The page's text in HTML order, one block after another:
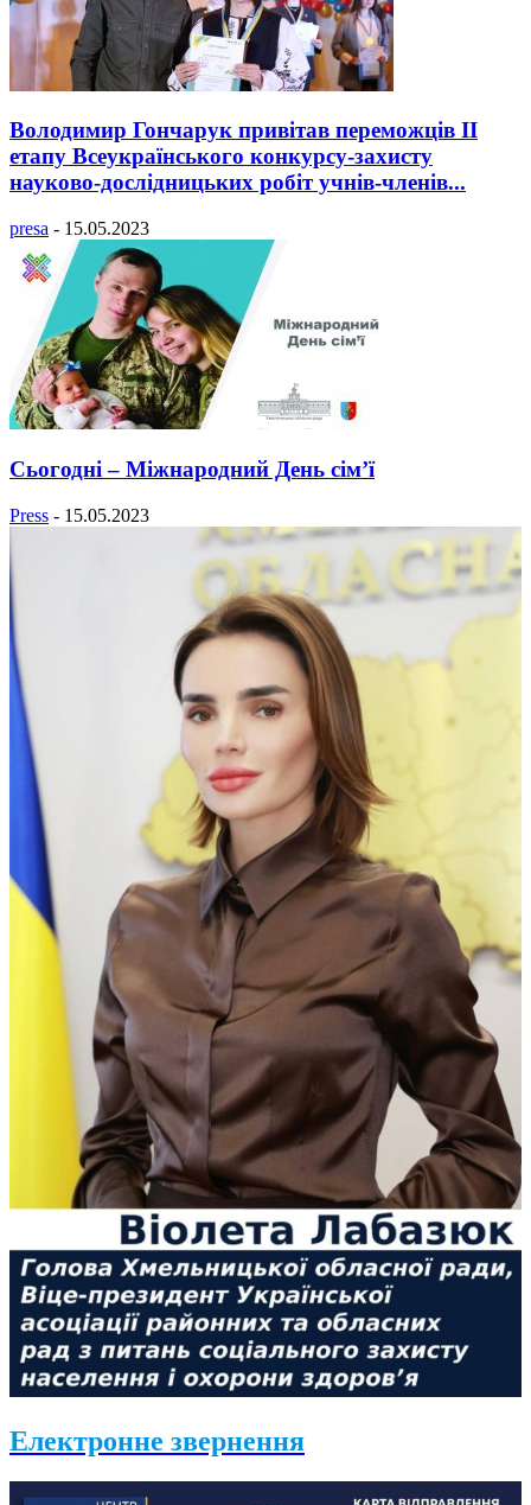
Володимир Гончарук привітав переможців II
етапу Всеукраїнського конкурсу-захисту
науково-дослідницьких робіт учнів-членів...
presa - 15.05.2023
Сьогодні – Міжнародний День сім’ї
Press - 15.05.2023
Електронне звернення